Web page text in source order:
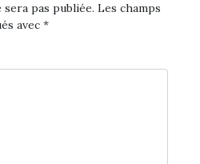
pas publiée. Les champs
avec *